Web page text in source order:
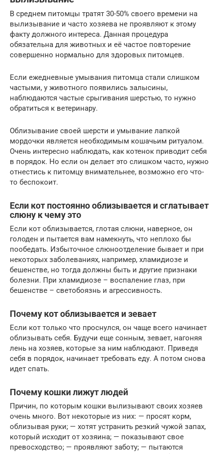
В среднем питомцы тратят 30-50% своего времени на
вылизывание и часто хозяева не проявляют к этому
факту должного интереса. Данная процедура
обязательна для животных и её частое повторение
совершенно нормально для здоровых питомцев.
Если ежедневные умывания питомца стали слишком
частыми, у животного появились залысины,
наблюдаются частые срыгивания шерстью, то нужно
обратиться к ветеринару.
Облизывание своей шерсти и умывание лапкой
мордочки является необходимым кошачьим ритуалом.
Очень интересно наблюдать, как котенок приводит себя
в порядок. Но если он делает это слишком часто, нужно
отнестись к питомцу внимательнее, возможно его что-
то беспокоит.
Если кот постоянно облизывается и сглатывает
слюну к чему это
Если кот облизывается, глотая слюни, наверное, он
голоден и пытается вам намекнуть, что неплохо бы
пообедать. Избыточное слюноотделение бывает и при
некоторых заболеваниях, например, хламидиозе и
бешенстве, но тогда должны быть и другие признаки
болезни. При хламидиозе – воспаление глаз, при
бешенстве – светобоязнь и агрессивность.
Почему кот облизывается и зевает
Если кот только что проснулся, он чаще всего начинает
облизывать себя. Будучи еще сонным, зевает, нагоняя
лень на хозяев, которые за ним наблюдают. Приведя
себя в порядок, начинает требовать еду. А потом снова
идет спать.
Почему кошки лижут людей
Причин, по которым кошки вылизывают своих хозяев
очень много. Вот некоторые из них: — просят корм,
облизывая руки; — хотят устранить резкий чужой запах,
который исходит от хозяина; — показывают свое
превосходство; — проявляют заботу; — пытаются